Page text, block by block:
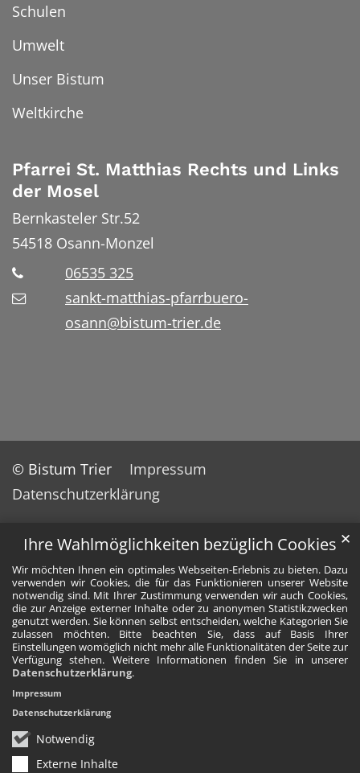
Ihre Wahlmöglichkeiten bezüglich Cookies
Wir möchten Ihnen ein optimales Webseiten-Erlebnis zu bieten. Dazu
verwenden wir Cookies, die für das Funktionieren unserer Website
notwendig sind. Mit Ihrer Zustimmung verwenden wir auch Cookies,
die zur Anzeige externer Inhalte oder zu anonymen Statistikzwecken
genutzt werden. Sie können selbst entscheiden, welche Kategorien Sie
zulassen möchten. Bitte beachten Sie, dass auf Basis Ihrer
Einstellungen womöglich nicht mehr alle Funktionalitäten der Seite zur
Verfügung stehen. Weitere Informationen finden Sie in unserer
Datenschutzerklärung.
Notwendig
Externe Inhalte
✕
Impressum
Datenschutzerklärung
Schulen
Umwelt
Unser Bistum
Weltkirche
Pfarrei St. Matthias Rechts und Links
der Mosel
Bernkasteler Str.52
54518 Osann-Monzel
06535 325
sankt-matthias-pfarrbuero-
osann@bistum-trier.de
© Bistum Trier
Impressum
Datenschutzerklärung